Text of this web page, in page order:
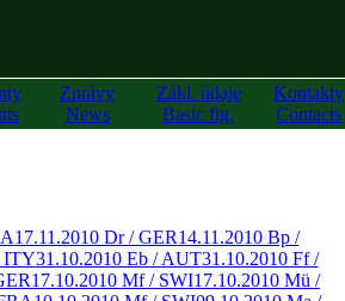
Zprávy
News
Zákl. údaje
Basic fig.
Kontakty
Contacts
17.11.2010 Dr / GER14.11.2010 Bp /
ITY31.10.2010 Eb / AUT31.10.2010 Ff /
17.10.2010 Mf / SWI17.10.2010 Mü /